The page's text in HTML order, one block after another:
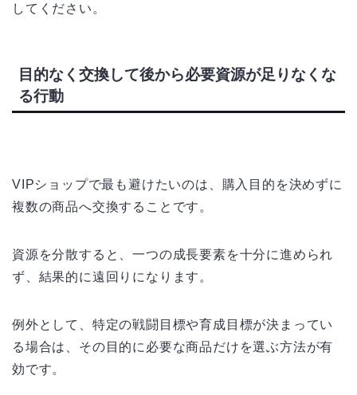
してください。
目的なく交換して後から必要資源が足りなくな
る行動
VIPショップで最も避けたいのは、購入目的を決めずに
複数の商品へ交換することです。
資源を分散すると、一つの成長要素を十分に進められ
ず、結果的に遠回りになります。
例外として、特定の戦闘目標や育成目標が決まってい
る場合は、その目的に必要な商品だけを選ぶ方法が有
効です。